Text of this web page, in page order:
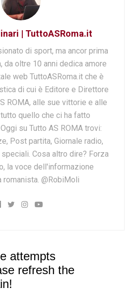
| TuttoASRoma.it
di sport, ma ancor prima
da oltre 10 anni dedica amore
web TuttoASRoma.it che è
di cui è Editore e Direttore
ROMA, alle sue vittorie e alle
quello che ci ha fatto
su Tutto AS ROMA trovi:
Post partita, Giornale radio,
Cosa altro dire? Forza
la voce dell'informazione
@RobiMoli